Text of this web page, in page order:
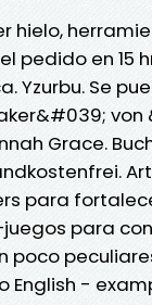
hielo,
pedido en 15
Yzurbu. Se
Grace.
para
para
poco
-